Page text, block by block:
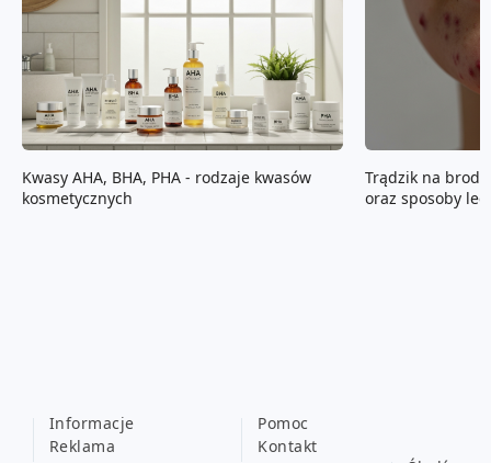
Kwasy AHA, BHA, PHA - rodzaje kwasów
kosmetycznych
Trądzik na
oraz sposoby
Informacje
Reklama
Pomoc
Kontakt